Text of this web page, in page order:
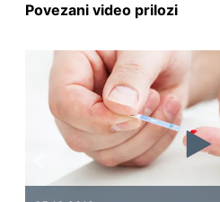
Povezani video prilozi
Previous